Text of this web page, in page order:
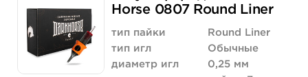
Количество
1 870 руб.
купить
Horse 0807 Round Liner
тип пайки
Round Liner
тип игл
Обычные
диаметр игл
0,25 мм